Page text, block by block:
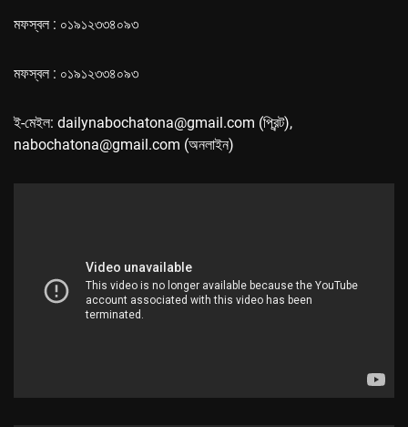
মফস্বল : ০১৯১২৩৩৪০৯৩
মফস্বল : ০১৯১২৩৩৪০৯৩
ই-মেইল: dailynabochatona@gmail.com (প্রিন্ট),
nabochatona@gmail.com (অনলাইন)